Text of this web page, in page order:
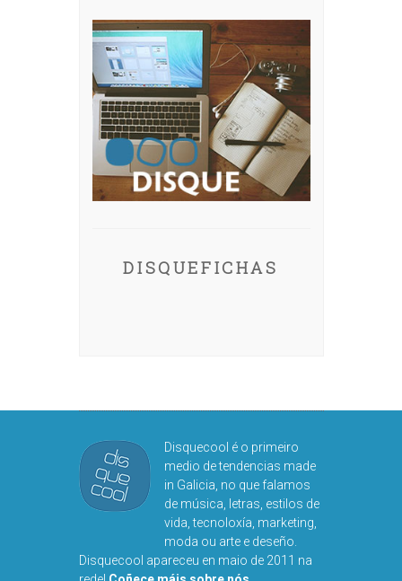
DISQUEFICHAS
Disquecool é o primeiro
medio de tendencias made
in Galicia, no que falamos
de música, letras, estilos de
vida, tecnoloxía, marketing,
moda ou arte e deseño.
Disquecool apareceu en maio de 2011 na